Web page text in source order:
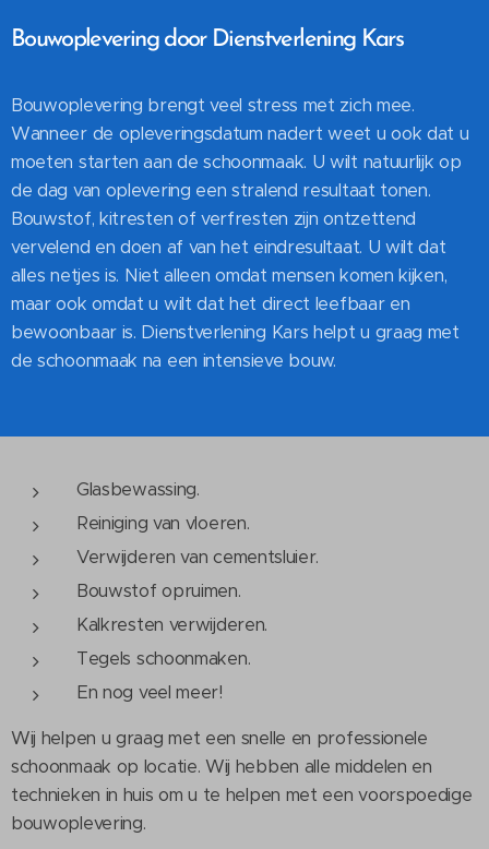
Bouwoplevering door Dienstverlening Kars
Bouwoplevering brengt veel stress met zich mee.
Wanneer de opleveringsdatum nadert weet u ook dat u
moeten starten aan de schoonmaak. U wilt natuurlijk op
de dag van oplevering een stralend resultaat tonen.
Bouwstof, kitresten of verfresten zijn ontzettend
vervelend en doen af van het eindresultaat. U wilt dat
alles netjes is. Niet alleen omdat mensen komen kijken,
maar ook omdat u wilt dat het direct leefbaar en
bewoonbaar is. Dienstverlening Kars helpt u graag met
de schoonmaak na een intensieve bouw.
Glasbewassing.
Reiniging van vloeren.
Verwijderen van cementsluier.
Bouwstof opruimen.
Kalkresten verwijderen.
Tegels schoonmaken.
En nog veel meer!
Wij helpen u graag met een snelle en professionele
schoonmaak op locatie. Wij hebben alle middelen en
technieken in huis om u te helpen met een voorspoedige
bouwoplevering.